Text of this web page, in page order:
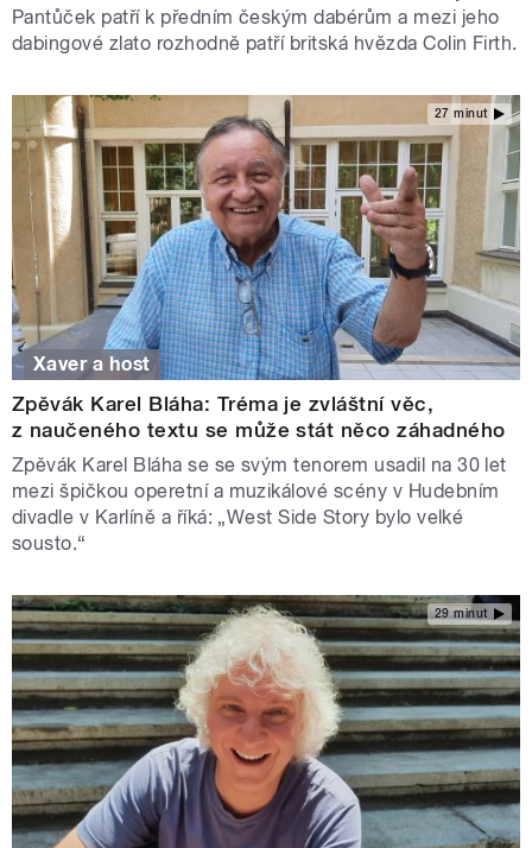
Pantůček patří k předním českým dabérům a mezi jeho
dabingové zlato rozhodně patří britská hvězda Colin Firth.
27 minut
Xaver a host
Zpěvák Karel Bláha: Tréma je zvláštní věc,
z naučeného textu se může stát něco záhadného
Zpěvák Karel Bláha se se svým tenorem usadil na 30 let
mezi špičkou operetní a muzikálové scény v Hudebním
divadle v Karlíně a říká: „West Side Story bylo velké
sousto.“
29 minut